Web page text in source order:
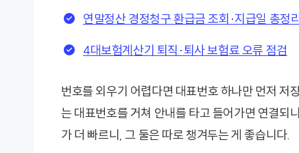
연말정산 경정청구 환급금 조회·지급일 총정리
4대보험계산기 퇴직·퇴사 보험료 오류 점검
번호를 외우기 어렵다면 대표번호 하나만 먼저 저
는 대표번호를 거쳐 안내를 타고 들어가면 연결되
가 더 빠르니, 그 둘은 따로 챙겨두는 게 좋습니다.